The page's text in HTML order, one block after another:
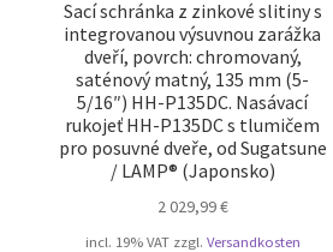
Sací schránka z zinkové slitiny s
integrovanou výsuvnou zarážka
dveří, povrch: chromovaný,
saténový matný, 135 mm (5-
5/16″) HH-P135DC. Nasávací
rukojeť HH-P135DC s tlumičem
pro posuvné dveře, od Sugatsune
/ LAMP® (Japonsko)
2 029,99€
incl. 19% VAT zzgl. Versandkosten